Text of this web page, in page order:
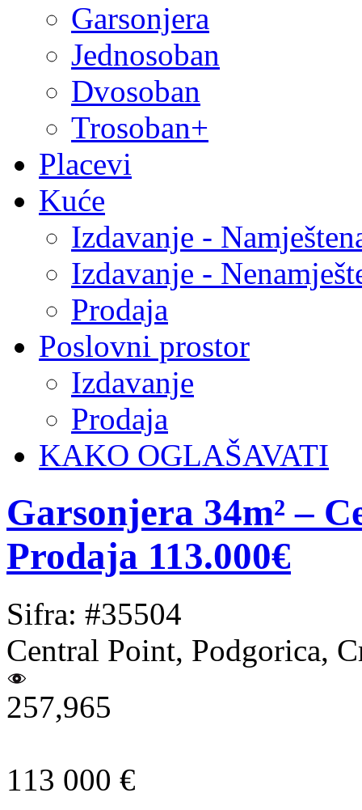
Garsonjera
Jednosoban
Dvosoban
Trosoban+
Placevi
Kuće
Izdavanje -
Izdavanje -
Prodaja
Poslovni prostor
Izdavanje
Prodaja
KAKO OGLAŠAVATI
Garsonjera 34m² –
Prodaja 113.000€
Sifra: #35504
Central Point, Podgorica,
257,965
113 000 €